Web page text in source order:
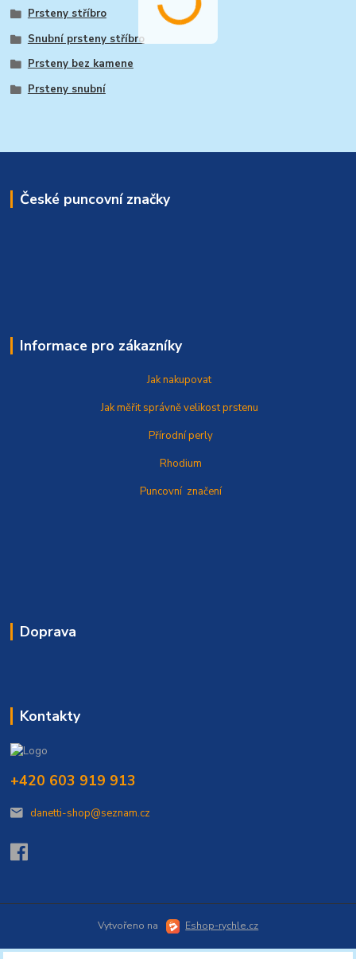
Prsteny stříbro
Snubní prsteny stříbro
Prsteny bez kamene
Prsteny snubní
České puncovní značky
Informace pro zákazníky
Jak nakupovat
Jak měřit správněvelikost prstenu
Přírodní perly
Rhodium
Puncovní značení
Doprava
Kontakty
+420 603 919 913
danetti-shop@seznam.cz
Vytvořeno na Eshop-rychle.cz